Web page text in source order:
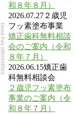
Dental Park HIROSHIMA
和８年８月）
2026.07.27２歳児
フッ素塗布事業
矯正歯科無料相談
会のご案内（令和
８年７月）
2026.06.15矯正歯
科無料相談会
２歳児フッ素塗布
事業のご案内（令
和８年７月）